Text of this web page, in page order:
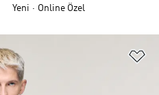
Yeni
Online Özel